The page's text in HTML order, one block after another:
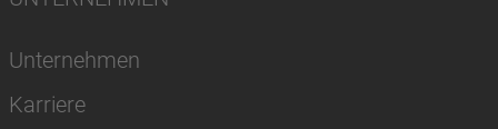
Unternehmen
Karriere